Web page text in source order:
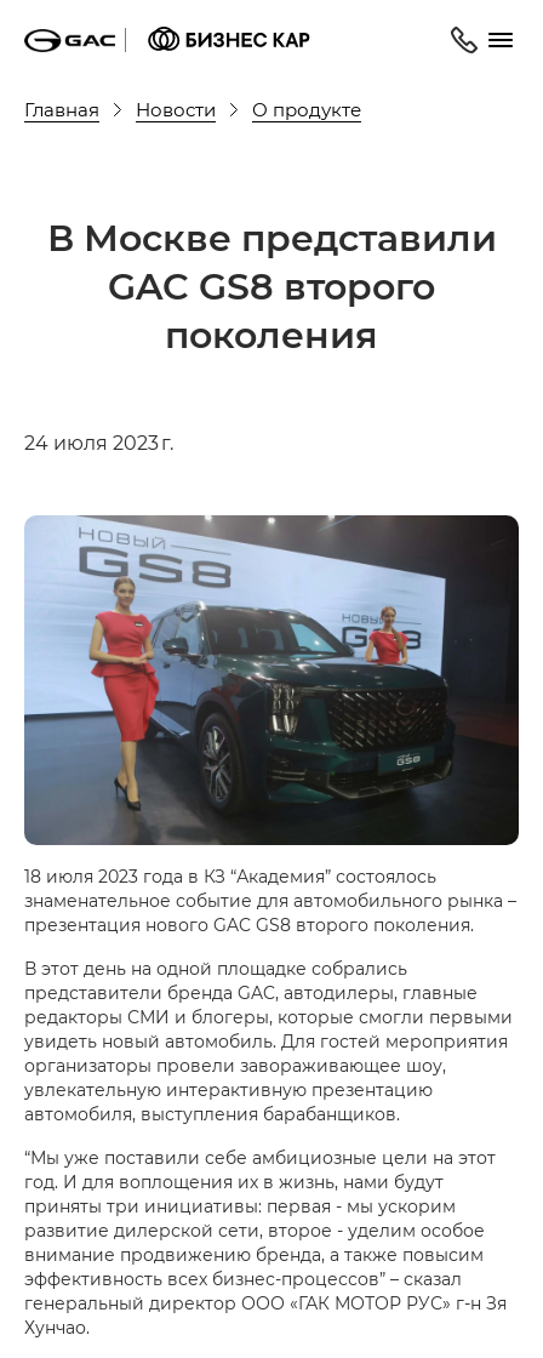
Главная Новости О продукте
В Москве представили
GAC GS8 второго
поколения
24 июля 2023 г.
18 июля 2023 года в КЗ “Академия” состоялось
знаменательное событие для автомобильного рынка –
презентация нового GAC GS8 второго поколения.
В этот день на одной площадке собрались
представители бренда GAC, автодилеры, главные
редакторы СМИ и блогеры, которые смогли первыми
увидеть новый автомобиль. Для гостей мероприятия
организаторы провели завораживающее шоу,
увлекательную интерактивную презентацию
автомобиля, выступления барабанщиков.
“Мы уже поставили себе амбициозные цели на этот
год. И для воплощения их в жизнь, нами будут
приняты три инициативы: первая - мы ускорим
развитие дилерской сети, второе - уделим особое
внимание продвижению бренда, а также повысим
эффективность всех бизнес-процессов” – сказал
генеральный директор ООО «ГАК МОТОР РУС» г-н Зя
Хунчао.